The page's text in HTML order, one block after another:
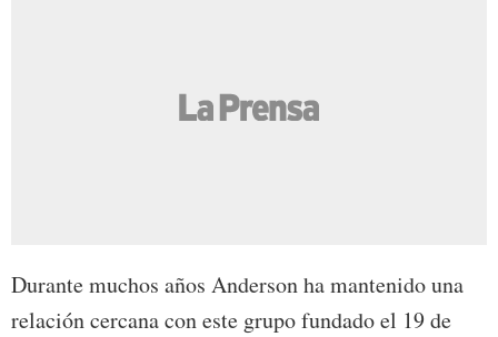
Durante muchos años Anderson ha mantenido una
relación cercana con este grupo fundado el 19 de